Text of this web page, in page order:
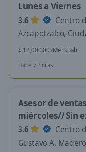
Lunes a Viernes
3.6
Centro
Azcapotzalco,
$ 12,000.00 (Mensual)
Hace 7 horas
Asesor de
miércoles// Sin
3.6
Centro
Gustavo A.